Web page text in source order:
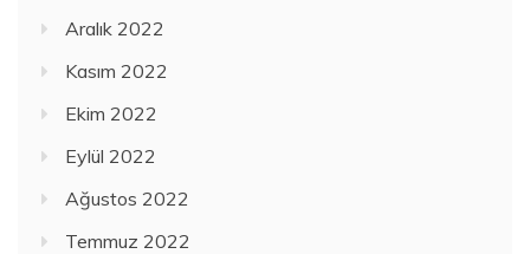
Aralık 2022
Kasım 2022
Ekim 2022
Eylül 2022
Ağustos 2022
Temmuz 2022